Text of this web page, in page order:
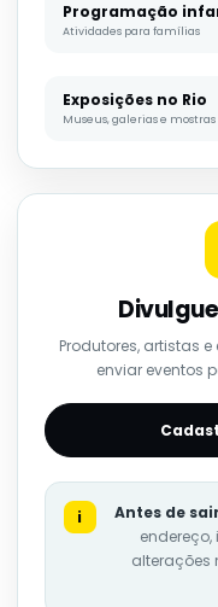
Programação
Atividades para famílias
Exposições no Rio
Museus, galerias e mostras
Produtores, artistas
enviar eventos
i Antes de
endereço,
alterações